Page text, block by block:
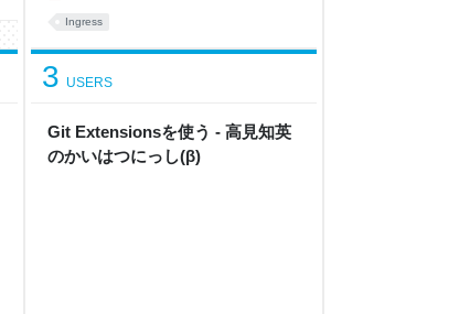
Ingress
Git Extensionsを使う - 高見知英
のかいはつにっし(β)
3 USERS